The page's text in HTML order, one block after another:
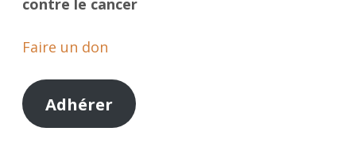
contre le cancer
Faire un don
Adhérer